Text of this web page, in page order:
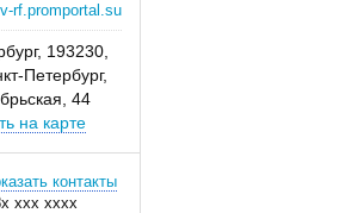
rf.promportal.su
193230,
Петербург,
44
на карте
контакты
xxx xxxx